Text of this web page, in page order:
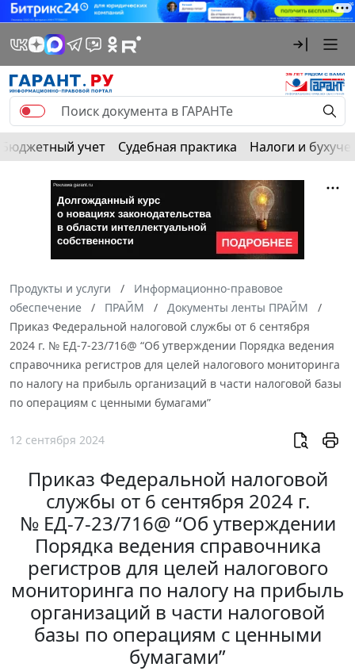
Бюджетный учет Судебная практика Налоги и
Продукты и услуги
Информационно-правовое
обеспечение
ПРАЙМ
Документы ленты ПРАЙМ
Приказ Федеральной налоговой службы от 6 сентября
2024 г. № ЕД-7-23/716@ “Об утверждении Порядка ведения
справочника регистров для целей налогового мониторинга
по налогу на прибыль организаций в части налоговой базы
по операциям с ценными бумагами”
12 сентября 2024
Приказ Федеральной налоговой
службы от 6 сентября 2024 г.
№ ЕД-7-23/716@ “Об утверждении
Порядка ведения справочника
регистров для целей налогового
мониторинга по налогу на прибыль
организаций в части налоговой
базы по операциям с ценными
бумагами”